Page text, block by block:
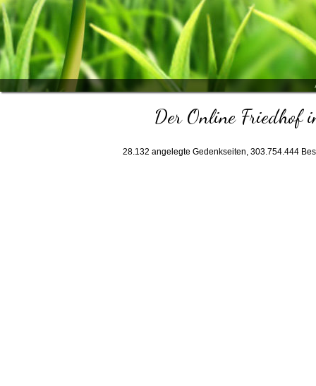
Der Online Friedhof
28.132 angelegte Gedenkseiten, 303.754.444